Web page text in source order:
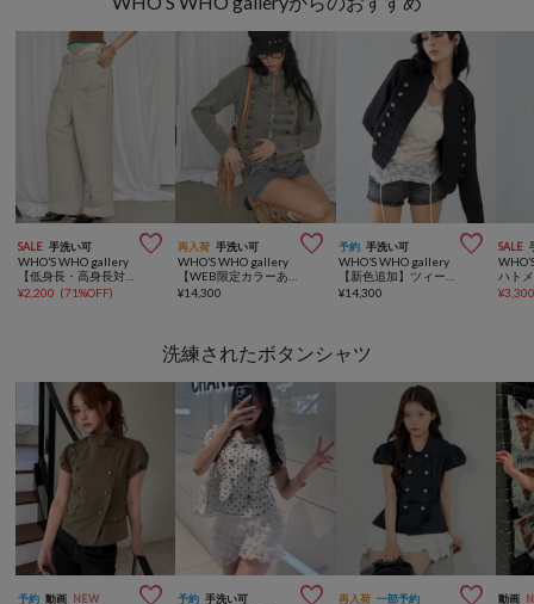
SALE 手洗い可 
WHO’S WHO gallery
¥2,200 (71%OFF)
再入荷 手洗い可 
WHO’S WHO gallery
¥14,300
予約 手洗い可 
WHO’S WHO gallery
¥14,300
SALE
¥
洗練されたボタンシャツ
予約 動画 NEW  予約 手洗い可  再入荷 一部予約  動画